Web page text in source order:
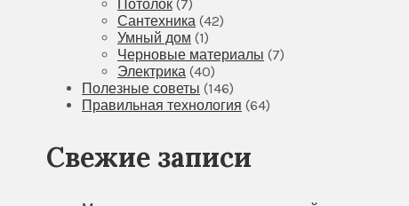
Потолок (7)
Сантехника (42)
Умный дом (1)
Черновые материалы (7)
Электрика (40)
Полезные советы (146)
Правильная технология (64)
Свежие записи